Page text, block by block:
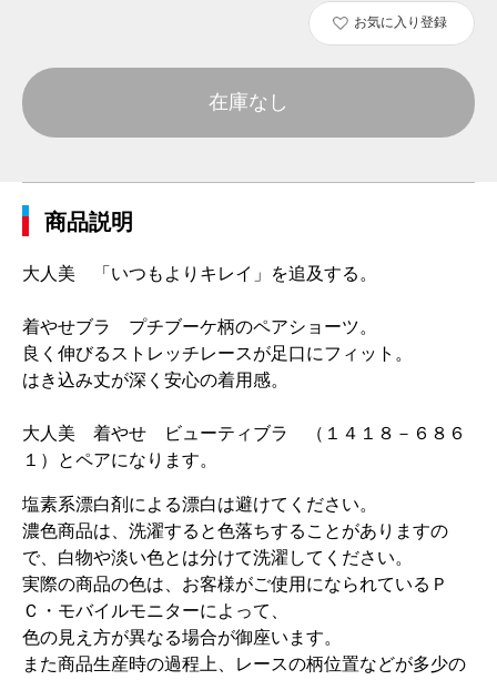
お気に入り登録
在庫なし
商品説明
大人美 「いつもよりキレイ」を追及する。
着やせブラ プチブーケ柄のペアショーツ。
良く伸びるストレッチレースが足口にフィット。
はき込み丈が深く安心の着用感。
大人美 着やせ ビューティブラ （１４１８－６８６
１）とペアになります。
塩素系漂白剤による漂白は避けてください。
濃色商品は、洗濯すると色落ちすることがありますの
で、白物や淡い色とは分けて洗濯してください。
実際の商品の色は、お客様がご使用になられているＰ
Ｃ・モバイルモニターによって、
色の見え方が異なる場合が御座います。
また商品生産時の過程上、レースの柄位置などが多少の